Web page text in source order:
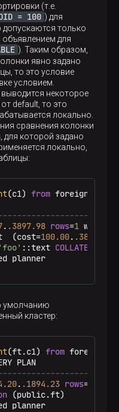
(т.е.
= 100 ) для
допускаются только
для
). Таким образом,
явно задано
то это условие
условием.
некоторое
default, то это
локально.
сравнения колонки
для которой задано
локально,
(c1) from
. .3897.98 rows=1 width
(cost=100.00. .3897
'foo' ::text COLLATE
planner
умолчанию
кластер:
(ft.c1) from
. .1894 .23 rows=
(public.ft)
planner